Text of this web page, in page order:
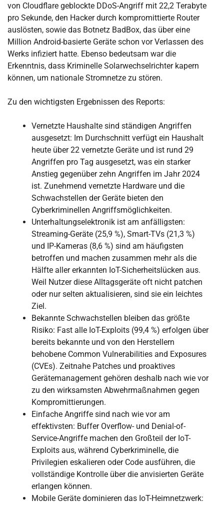
von Cloudflare geblockte DDoS-Angriff mit 22,2 Terabyte
pro Sekunde, den Hacker durch kompromittierte Router
auslösten, sowie das Botnetz BadBox, das über eine
Million Android-basierte Geräte schon vor Verlassen des
Werks infiziert hatte. Ebenso bedeutsam war die
Erkenntnis, dass Kriminelle Solarwechselrichter kapern
können, um nationale Stromnetze zu stören.
Zu den wichtigsten Ergebnissen des Reports:
Vernetzte Haushalte sind ständigen Angriffen
ausgesetzt: Im Durchschnitt verfügt ein Haushalt
heute über 22 vernetzte Geräte und ist rund 29
Angriffen pro Tag ausgesetzt, was ein starker
Anstieg gegenüber zehn Angriffen im Jahr 2024
ist. Zunehmend vernetzte Hardware und die
Schwachstellen der Geräte bieten den
Cyberkriminellen Angriffsmöglichkeiten.
Unterhaltungselektronik ist am anfälligsten:
Streaming-Geräte (25,9 %), Smart-TVs (21,3 %)
und IP-Kameras (8,6 %) sind am häufigsten
betroffen und machen zusammen mehr als die
Hälfte aller erkannten IoT-Sicherheitslücken aus.
Weil Nutzer diese Alltagsgeräte oft nicht patchen
oder nur selten aktualisieren, sind sie ein leichtes
Ziel.
Bekannte Schwachstellen bleiben das größte
Risiko: Fast alle IoT-Exploits (99,4 %) erfolgen über
bereits bekannte und von den Herstellern
behobene Common Vulnerabilities and Exposures
(CVEs). Zeitnahe Patches und proaktives
Gerätemanagement gehören deshalb nach wie vor
zu den wirksamsten Abwehrmaßnahmen gegen
Kompromittierungen.
Einfache Angriffe sind nach wie vor am
effektivsten: Buffer Overflow- und Denial-of-
Service-Angriffe machen den Großteil der IoT-
Exploits aus, während Cyberkriminelle, die
Privilegien eskalieren oder Code ausführen, die
vollständige Kontrolle über die anvisierten Geräte
erlangen können.
Mobile Geräte dominieren das IoT-Heimnetzwerk: